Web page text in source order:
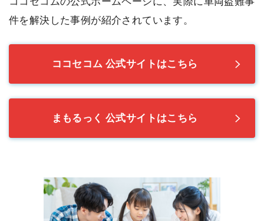
件を解決した事例が紹介されています。
ココセコム 公式サイトはこちら
まもるっく 公式サイトはこちら